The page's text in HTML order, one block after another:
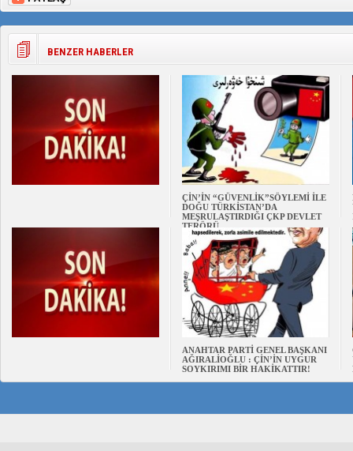
BENZER HABERLER
ÇİN’İN “GÜVENLİK”SÖYLEMİ İLE
DOĞU TÜRKİSTAN’DA
MEŞRULAŞTIRDIĞI ÇKP DEVLET
TERÖRÜ
ANAHTAR PARTİ GENEL BAŞKANI
AĞIRALİOĞLU : ÇİN’İN UYGUR
SOYKIRIMI BİR HAKİKATTIR!